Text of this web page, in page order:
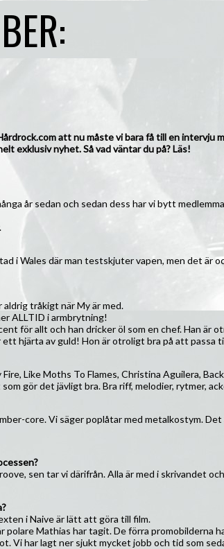
att nu måste vi bara få till en intervju
exklusiv nyhet. Så vad väntar du på? Läs!
år sedan och sedan dess har vi bytt
i Wales där man testskjuter vapen, men det
tråkigt när My är med.
ALLTID i armbrytning!
för allt och han dricker öl som en chef. Han är
hjärta av guld! Hon är otroligt bra på att passa
Like Moths To Flames, Christina Aguilera,
gör det jävligt bra. Bra riff, melodier, rytmer,
core. Vi säger poplåtar med metalkostym.
sen tar vi därifrån. Alla är med i skrivandet
i Naive är lätt att göra till film.
Mathias har tagit. De förra promobilderna
Vi har lagt ner sjukt mycket jobb och tid som